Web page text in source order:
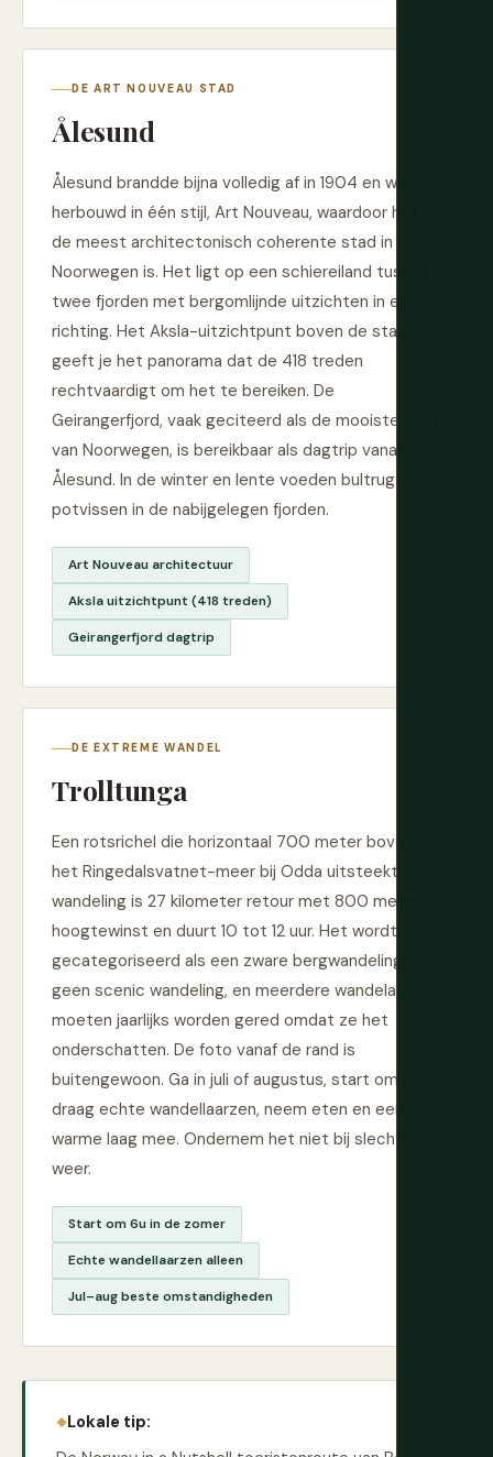
DE ART NOUVEAU STAD
Ålesund
Ålesund brandde bijna volledig af in 1904 en werd
herbouwd in één stijl, Art Nouveau, waardoor het
de meest architectonisch coherente stad in
Noorwegen is. Het ligt op een schiereiland tussen
twee fjorden met bergomlijnde uitzichten in elke
richting. Het Aksla-uitzichtpunt boven de stad
geeft je het panorama dat de 418 treden
rechtvaardigt om het te bereiken. De
Geirangerfjord, vaak geciteerd als de mooiste fjord
van Noorwegen, is bereikbaar als dagtrip vanaf
Ålesund. In de winter en lente voeden bultrug- en
potvissen in de nabijgelegen fjorden.
Art Nouveau architectuur
Aksla uitzichtpunt (418 treden)
Geirangerfjord dagtrip
DE EXTREME WANDEL
Trolltunga
Een rotsrichel die horizontaal 700 meter boven
het Ringedalsvatnet-meer bij Odda uitsteekt. De
wandeling is 27 kilometer retour met 800 meter
hoogtewinst en duurt 10 tot 12 uur. Het wordt
gecategoriseerd als een zware bergwandeling,
geen scenic wandeling, en meerdere wandelaars
moeten jaarlijks worden gered omdat ze het
onderschatten. De foto vanaf de rand is
buitengewoon. Ga in juli of augustus, start om 6u,
draag echte wandellaarzen, neem eten en een
warme laag mee. Ondernem het niet bij slecht
weer.
Start om 6u in de zomer
Echte wandellaarzen alleen
Jul–aug beste omstandigheden
Lokale tip: